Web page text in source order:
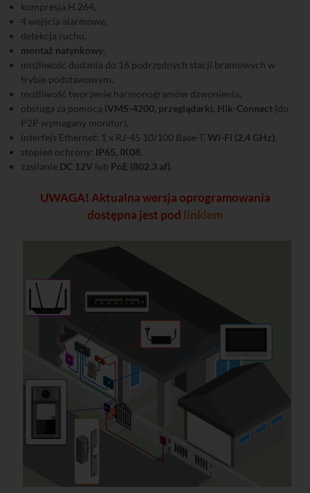
kompresja H.264,
4 wejścia alarmowe,
detekcja ruchu,
montaż natynkowy,
możliwość dodania do 16 podrzędnych stacji bramowych w
trybie podstawowym,
możliwość tworzenie harmonogramów dzwonienia,
obsługa za pomocą iVMS-4200, przeglądarki, Hik-Connect (do
P2P wymagany monitor),
interfejs Ethernet: 1 x RJ-45 10/100 Base-T, Wi-Fi (2,4 GHz),
stopień ochrony: IP65, IK08,
zasilanie DC 12V lub PoE (802.3 af).
UWAGA! Aktualna wersja oprogramowania
dostępna jest pod linkiem